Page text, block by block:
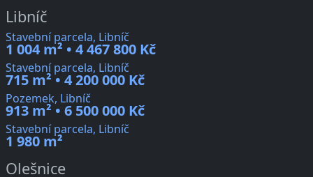
Libníč
Stavební parcela, Libníč
1 004 m² • 4 467 800 Kč
Stavební parcela, Libníč
715 m² • 4 200 000 Kč
Pozemek, Libníč
913 m² • 6 500 000 Kč
Stavební parcela, Libníč
1 980 m²
Olešnice